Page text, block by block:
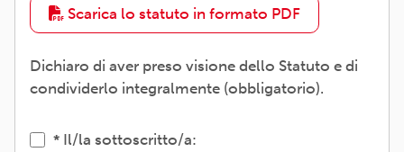
Scarica lo statuto in formato PDF
Dichiaro di aver preso visione dello Statuto e di
condividerlo integralmente (obbligatorio).
Il/la sottoscritto/a: